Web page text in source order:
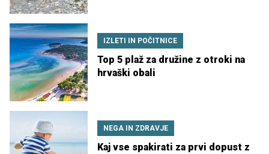
IZLETI IN POČITNICE
Top 5 plaž za družine z otroki na
hrvaški obali
NEGA IN ZDRAVJE
Kaj vse spakirati za prvi dopust z